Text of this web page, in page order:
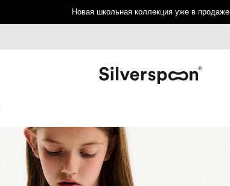
Новая школьная коллекция уже в продаже